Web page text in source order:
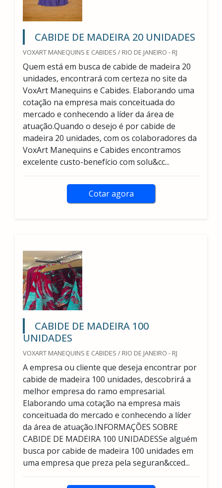
CABIDE DE MADEIRA 20 UNIDADES
VOXART MANEQUINS E CABIDES / RIO DE JANEIRO - RJ
Quem está em busca de cabide de madeira 20
unidades, encontrará com certeza no site da
VoxArt Manequins e Cabides. Elaborando uma
cotação na empresa mais conceituada do
mercado e conhecendo a líder da área de
atuação.Quando o desejo é por cabide de
madeira 20 unidades, com os colaboradores da
VoxArt Manequins e Cabides encontramos
excelente custo-benefício com solu&cc...
Cotar agora
CABIDE DE MADEIRA 100
UNIDADES
VOXART MANEQUINS E CABIDES / RIO DE JANEIRO - RJ
A empresa ou cliente que deseja encontrar por
cabide de madeira 100 unidades, descobrirá a
melhor empresa do ramo empresarial.
Elaborando uma cotação na empresa mais
conceituada do mercado e conhecendo a líder
da área de atuação.INFORMAÇÕES SOBRE
CABIDE DE MADEIRA 100 UNIDADESSe alguém
busca por cabide de madeira 100 unidades em
uma empresa que preza pela seguran&cced...